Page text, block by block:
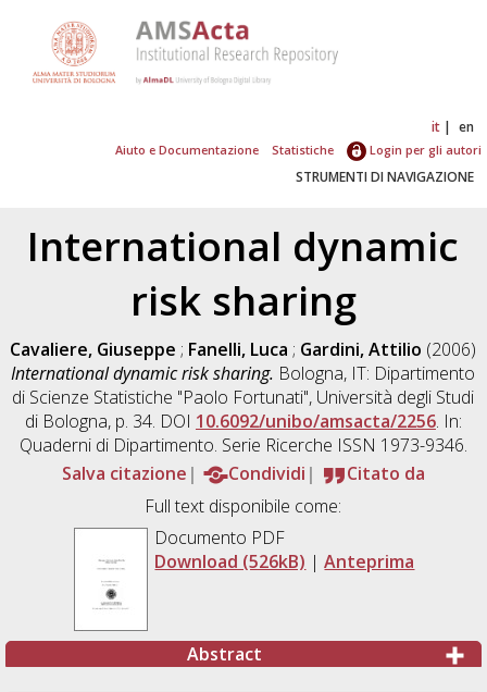
it en
Aiuto e Documentazione Statistiche Login per gli autori
STRUMENTI DI NAVIGAZIONE
International dynamic
risk sharing
Cavaliere, Giuseppe ; Fanelli, Luca ; Gardini, Attilio (2006)
International dynamic risk sharing. Bologna, IT: Dipartimento
di Scienze Statistiche "Paolo Fortunati", Università degli Studi
di Bologna, p. 34. DOI 10.6092/unibo/amsacta/2256. In:
Quaderni di Dipartimento. Serie Ricerche ISSN 1973-9346.
Salva citazione
Condividi
Citato da
Full text disponibile come:
Documento PDF
Download (526kB) |Anteprima
Abstract